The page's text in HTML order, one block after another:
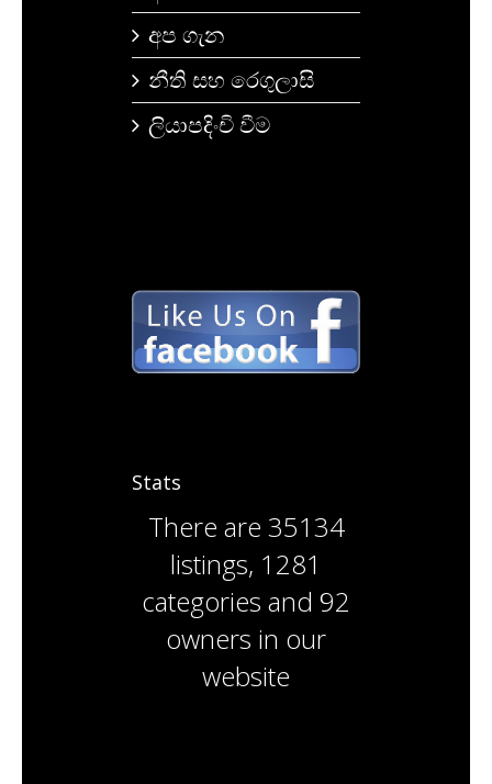
අප ගැන
නීති සහ රෙගුලාසි
ලියාපදිංචි වීම
Stats
There are 35134
listings, 1281
categories and 92
owners in our
website